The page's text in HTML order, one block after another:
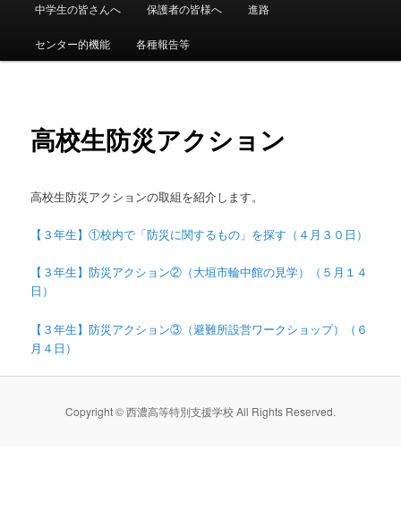
ュ
イ
ン
ン
ン
ツ
へ
移
中学生の皆さんへ 保護者の皆様へ 進路
センター的機能 各種報告等
高校生防災アクション
高校生防災アクションの取組を紹介します。
【３年生】①校内で「防災に関するもの」を探す（４月３０日）
【３年生】防災アクション②（大垣市輪中館の見学）（５月１４
日）
【３年生】防災アクション③（避難所設営ワークショップ）（６
月４日）
Copyright © 西濃高等特別支援学校 All Rights Reserved.